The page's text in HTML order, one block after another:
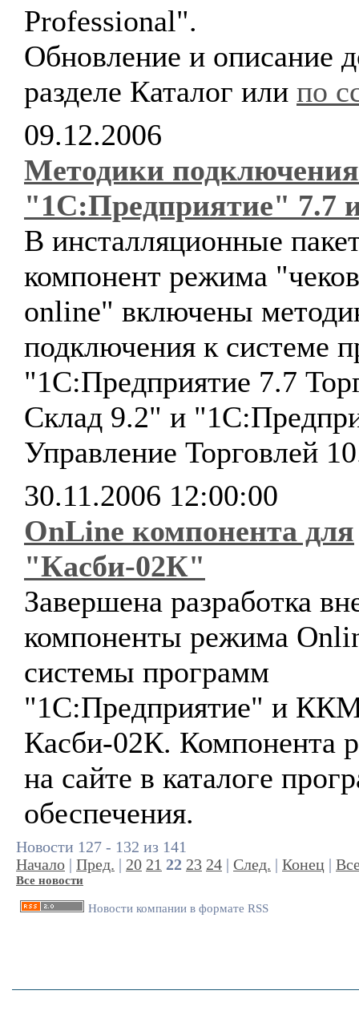
Professional".
Обновление и описание
разделе Каталог или по
09.12.2006
Методики
"1С:Предприятие" 7.7
В инсталляционные
компонент режима
online" включены
подключения к системе
"1С:Предприятие 7.7
Склад 9.2" и
Управление Торговлей
30.11.2006 12:00:00
OnLine компонента для
"Касби-02К"
Завершена разработка
компоненты режима
системы программ
"1С:Предприятие" и
Касби-02К. Компонента
на сайте в каталоге
обеспечения.
Новости 127 - 132 из 141
Начало
Пред. 20 21 22 23 24 След. Конец
Все новости
Новости компании в формате RSS